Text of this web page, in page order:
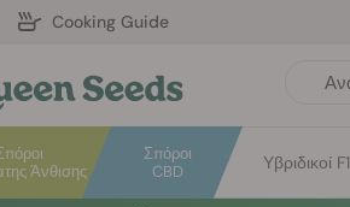
Cooking Guide
Άνθισης
Σπόροι
CBD
Υβριδικοί F1